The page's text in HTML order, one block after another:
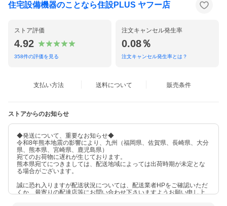
住宅設備機器のことなら住設PLUS ヤフー店
ストア評価
4.92
358件の評価を見る
注文キャンセル発生率
0.08％
注文キャンセル発生率とは？
支払い方法 送料について 販売条件
ストアからのお知らせ
◆発送について、重要なお知らせ◆
令和8年熊本地震の影響により、九州（福岡県、佐賀県、長崎県、大分
県、熊本県、宮崎県、鹿児島県）
宛てのお荷物に遅れが生じております。
熊本県宛てにつきましては、配送地域によっては出荷時期が未定とな
る場合がございます。
誠に恐れ入りますが配送状況については、配送業者HPをご確認いただ
くか、最寄りの配達店等にお問い合わせ下さいますようお願い申し上